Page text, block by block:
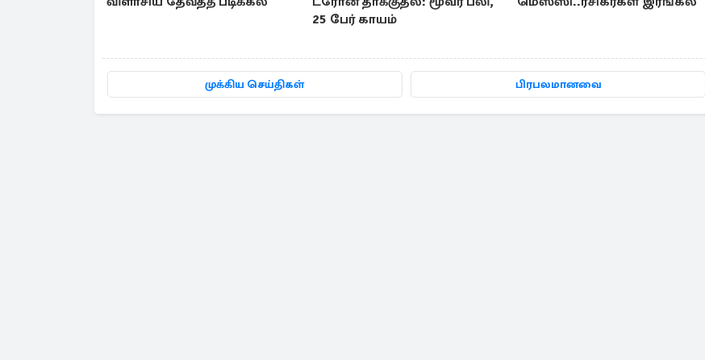
25 பேர் காயம்
முக்கிய செய்திகள் பிரபலமானவை